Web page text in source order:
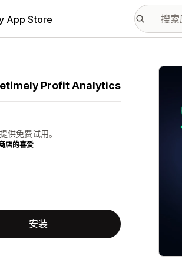
App Store
Profit Analytics
供免费试用。
店的喜爱
安装
配图